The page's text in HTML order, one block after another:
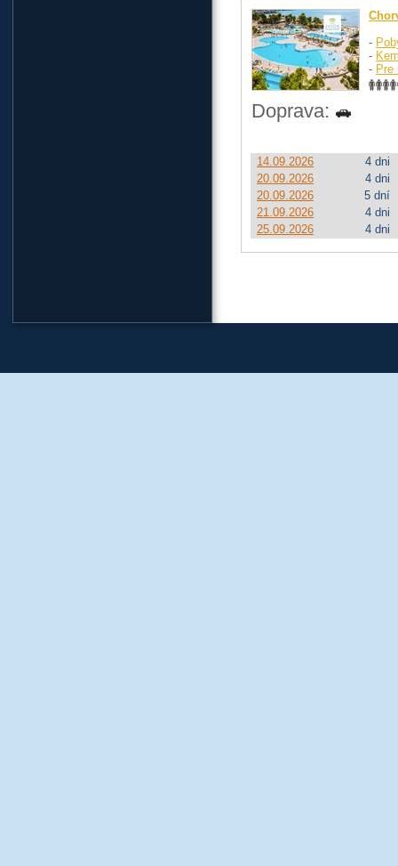
-
-
- Pre
Doprava:
14.09.2026
4 dni
20.09.2026
4 dni
20.09.2026
5 dní
21.09.2026
4 dni
25.09.2026
4 dni